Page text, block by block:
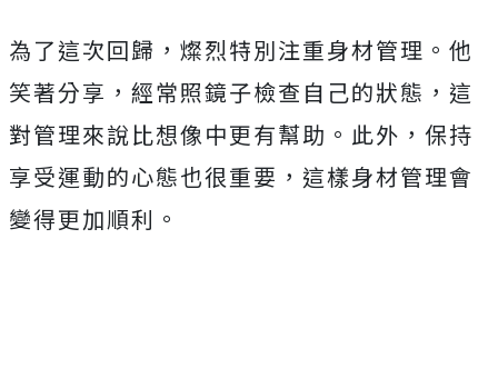
為了這次回歸，燦烈特別注重身材管理。他
笑著分享，經常照鏡子檢查自己的狀態，這
對管理來說比想像中更有幫助。此外，保持
享受運動的心態也很重要，這樣身材管理會
變得更加順利。